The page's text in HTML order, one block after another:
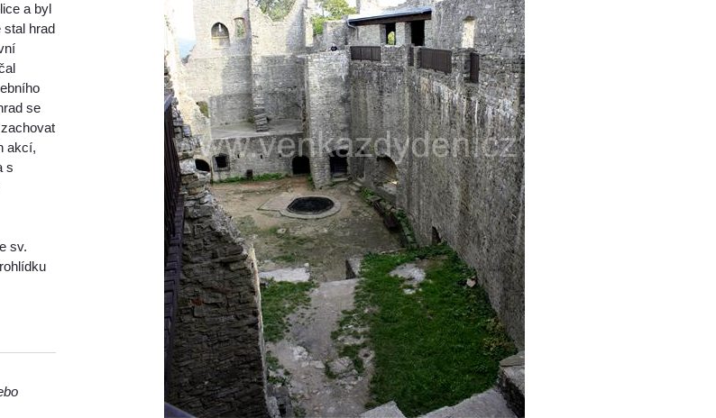
a byl
stal hrad
se
akcí,
s
sv.